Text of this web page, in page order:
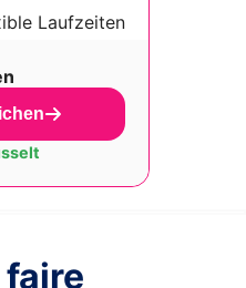
Laufzeiten